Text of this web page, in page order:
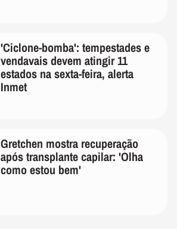
'Ciclone-bomba': tempestades e
vendavais devem atingir 11
estados na sexta-feira, alerta
Inmet
Gretchen mostra recuperação
após transplante capilar: 'Olha
como estou bem'